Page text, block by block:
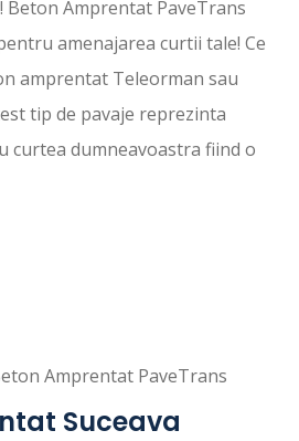
Amprentat PaveTrans
amenajarea curtii tale! Ce
amprentat Teleorman sau
tip de pavaje reprezinta
curtea dumneavoastra fiind o
Amprentat PaveTrans
Suceava